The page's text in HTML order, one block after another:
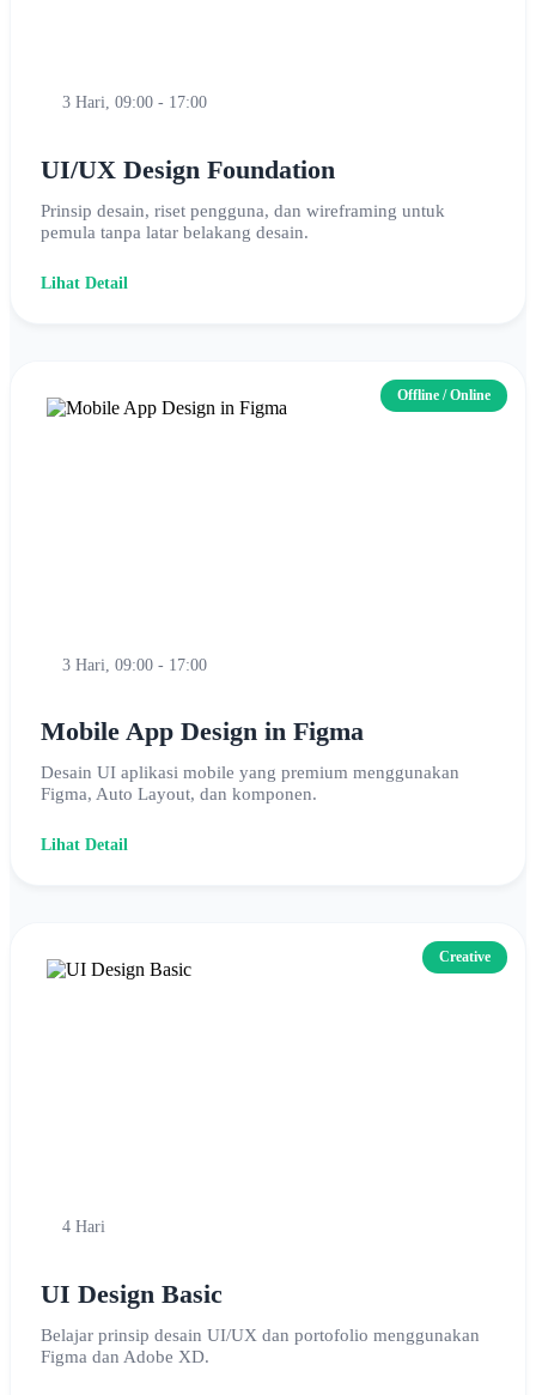
3 Hari, 09:00 - 17:00
UI/UX Design Foundation
Prinsip desain, riset pengguna, dan wireframing untuk
pemula tanpa latar belakang desain.
Lihat Detail
Offline / Online
3 Hari, 09:00 - 17:00
Mobile App Design in Figma
Desain UI aplikasi mobile yang premium menggunakan
Figma, Auto Layout, dan komponen.
Lihat Detail
Creative
4 Hari
UI Design Basic
Belajar prinsip desain UI/UX dan portofolio menggunakan
Figma dan Adobe XD.